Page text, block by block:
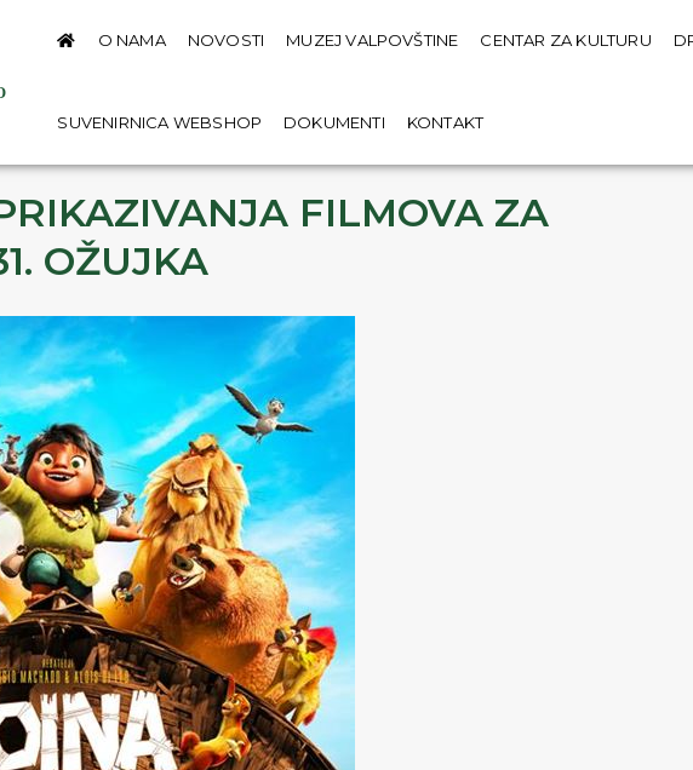
O NAMA NOVOSTI MUZEJ VALPOVŠTINE CENTAR ZA KULTURU
SUVENIRNICA WEBSHOP DOKUMENTI KONTAKT
FILMOVA ZA
OŽUJKA